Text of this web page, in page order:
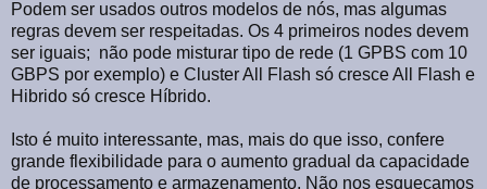
Podem ser usados outros modelos de nós, mas algumas
regras devem ser respeitadas. Os 4 primeiros nodes devem
ser iguais; não pode misturar tipo de rede (1 GPBS com 10
GBPS por exemplo) e Cluster All Flash só cresce All Flash e
Hibrido só cresce Híbrido.
Isto é muito interessante, mas, mais do que isso, confere
grande flexibilidade para o aumento gradual da capacidade
de processamento e armazenamento. Não nos esqueçamos